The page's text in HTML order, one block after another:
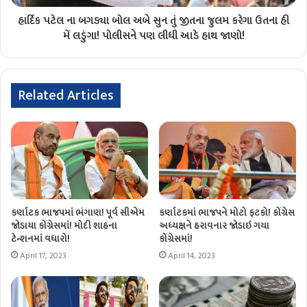
હાર્દિક પટેલ ના બગડ્યા બોલ અબે સુન તું જીતના જુલમ કરેગા ઉતના હી
મેં લડુંગા! પોલીસને પણ લીધી આડે હાથ જાણો!
Related Articles
કર્ણાટક ભાજપમાં ભંગાણ! પૂર્વ સીએમ
જોડાયા કોંગ્રેસમાં! મોદી શાહના
ટેન્શનમાં વધારો!
April 17, 2023
કર્ણાટકમાં ભાજપને મોટો ફટકો! કોંગ્રેસ
અધ્યક્ષને હરાવનાર જોડાઇ ગયા
કોંગ્રેસમાં!
April 14, 2023